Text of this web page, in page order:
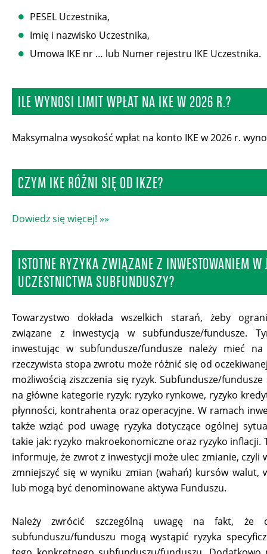
PESEL Uczestnika,
Imię i nazwisko Uczestnika,
Umowa IKE nr … lub Numer rejestru IKE Uczestnika.
ILE WYNOSI LIMIT WPŁAT NA IKE W 2026 R.?
Maksymalna wysokość wpłat na konto IKE w 2026 r.
CZYM IKE RÓŻNI SIĘ OD IKZE?
Dowiedz się więcej! »»
ISTOTNE RYZYKA ZWIĄZANE Z INWESTOWANIEM W
UCZESTNICTWA SUBFUNDUSZY?
Towarzystwo dokłada wszelkich starań, żeby
związane z inwestycją w subfundusze/fundusze.
inwestując w subfundusze/fundusze należy mieć na
rzeczywista stopa zwrotu może różnić się od
możliwością ziszczenia się ryzyk. Subfundusze/
na główne kategorie ryzyk: ryzyko rynkowe, ryzyko
płynności, kontrahenta oraz operacyjne. W ramach
także wziąć pod uwagę ryzyka dotyczące ogólnej
takie jak: ryzyko makroekonomiczne oraz ryzyko inflacji.
informuje, że zwrot z inwestycji może ulec zmianie, czyli
zmniejszyć się w wyniku zmian (wahań) kursów walut,
lub mogą być denominowane aktywa Funduszu.
Należy zwrócić szczególną uwagę na fakt, że
subfunduszu/funduszu mogą wystąpić ryzyka